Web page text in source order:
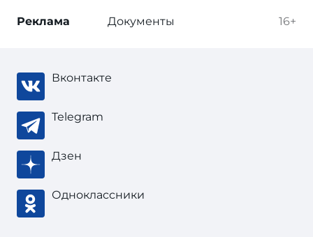
16+
Реклама Документы
Вконтакте
Telegram
Дзен
Одноклассники